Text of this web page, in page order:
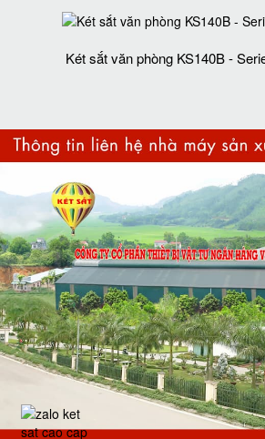
Két sắt văn phòng KS140B -